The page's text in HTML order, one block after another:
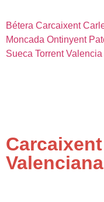
Bétera Carcaixent
Moncada Ontinyent
Sueca Torrent Valencia
Valenciana